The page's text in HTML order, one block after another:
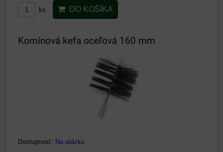
ks DO KOŠÍKA
Komínová kefa oceľová 160 mm
Dostupnosť: Na otázku